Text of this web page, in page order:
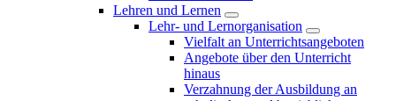
Lehren und Lernen
Lehr- und Lernorganisation
Vielfalt an Unterrichtsangeboten
Angebote über den Unterricht
hinaus
Verzahnung der Ausbildung an